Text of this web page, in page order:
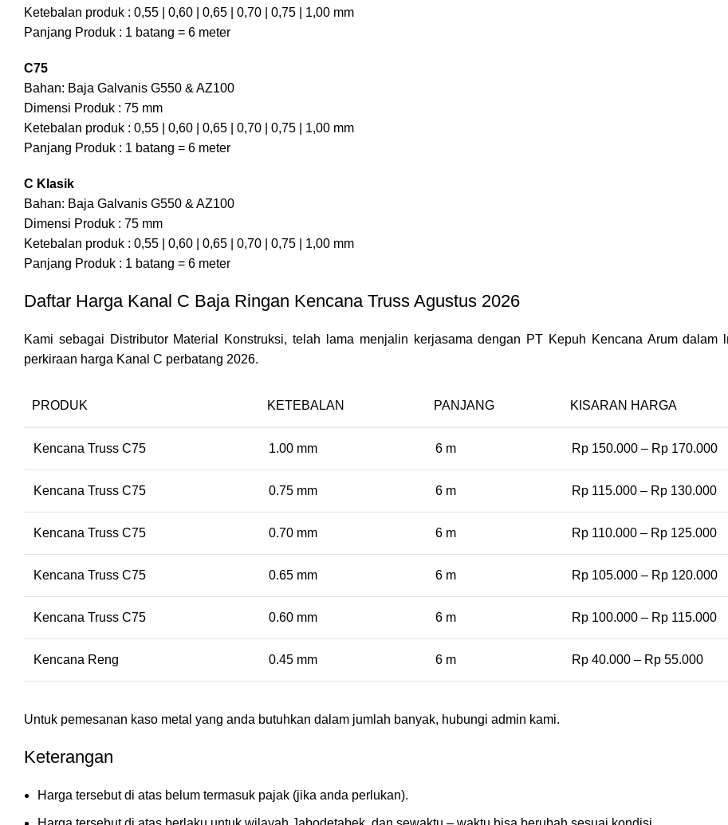
Ketebalan produk : 0,55 | 0,60 | 0,65 | 0,70 | 0,75 | 1,00 mm
Panjang Produk : 1 batang = 6 meter
C75
Bahan: Baja Galvanis G550 & AZ100
Dimensi Produk : 75 mm
Ketebalan produk : 0,55 | 0,60 | 0,65 | 0,70 | 0,75 | 1,00 mm
Panjang Produk : 1 batang = 6 meter
C Klasik
Bahan: Baja Galvanis G550 & AZ100
Dimensi Produk : 75 mm
Ketebalan produk : 0,55 | 0,60 | 0,65 | 0,70 | 0,75 | 1,00 mm
Panjang Produk : 1 batang = 6 meter
Daftar Harga Kanal C Baja Ringan Kencana Truss Agustus 2026
Kami sebagai Distributor Material Konstruksi, telah lama menjalin kerjasama dengan PT Kepuh Kencana Arum
perkiraan harga Kanal C perbatang 2026.
PRODUK KETEBALAN PANJANG KISARAN HARGA
Kencana Truss C75 1.00 mm 6 m Rp 150.000 – Rp 170.000
Kencana Truss C75 0.75 mm 6 m Rp 115.000 – Rp 130.000
Kencana Truss C75 0.70 mm 6 m Rp 110.000 – Rp 125.000
Kencana Truss C75 0.65 mm 6 m Rp 105.000 – Rp 120.000
Kencana Truss C75 0.60 mm 6 m Rp 100.000 – Rp 115.000
Kencana Reng 0.45 mm 6 m Rp 40.000 – Rp 55.000
Untuk pemesanan kaso metal yang anda butuhkan dalam jumlah banyak, hubungi admin kami.
Keterangan
Harga tersebut di atas belum termasuk pajak (jika anda perlukan).